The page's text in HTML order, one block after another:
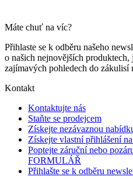
Máte chuť na víc?
Přihlaste se k odběru našeho
o našich nejnovějších produktech,
zajímavých pohledech do zákulisí
Kontakt
Kontaktujte nás
Staňte se prodejcem
Získejte nezávaznou
Získejte vlastní přihlášení
Poptejte záruční nebo
FORMULÁŘ
Přihlašte se k odběru